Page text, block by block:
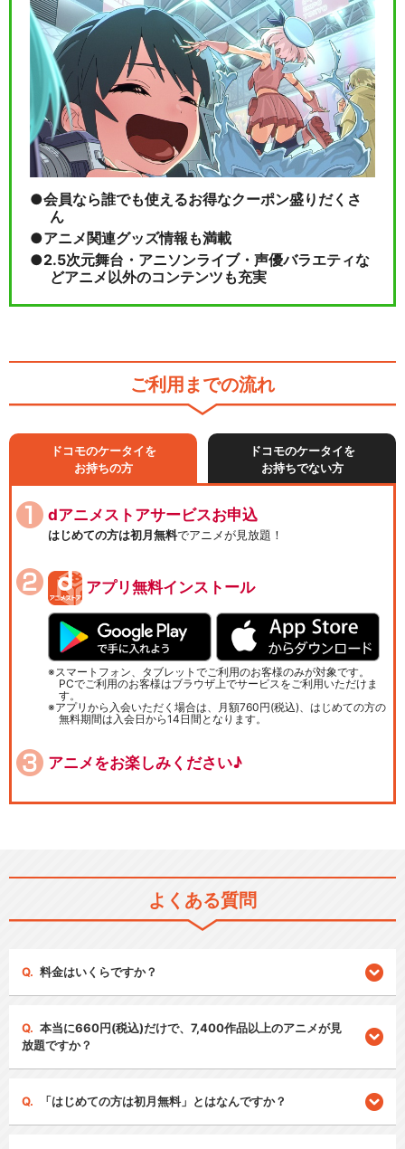
MixChannel Presents ARG…
閉じる
会員なら誰でも使えるお得なクーポン盛りだくさ
ん
アニメ関連グッズ情報も満載
2.5次元舞台・アニソンライブ・声優バラエティな
どアニメ以外のコンテンツも充実
ご利用までの流れ
ドコモのケータイを
お持ちの方
ドコモのケータイを
お持ちでない方
dアニメストアサービスお申込
はじめての方は初月無料でアニメが見放題！
アプリ無料インストール
スマートフォン、タブレットでご利用のお客様のみが対象です。
PCでご利用のお客様はブラウザ上でサービスをご利用いただけま
す。
アプリから入会いただく場合は、月額760円(税込)、はじめての方の
無料期間は入会日から14日間となります。
アニメをお楽しみください♪
よくある質問
料金はいくらですか？
本当に660円(税込)だけで、7,400作品以上のアニメが見
放題ですか？
「はじめての方は初月無料」とはなんですか？